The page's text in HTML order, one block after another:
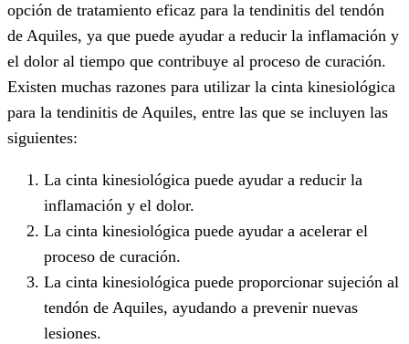
opción de tratamiento eficaz para la tendinitis del tendón
de Aquiles, ya que puede ayudar a reducir la inflamación y
el dolor al tiempo que contribuye al proceso de curación.
Existen muchas razones para utilizar la cinta kinesiológica
para la tendinitis de Aquiles, entre las que se incluyen las
siguientes:
La cinta kinesiológica puede ayudar a reducir la
inflamación y el dolor.
La cinta kinesiológica puede ayudar a acelerar el
proceso de curación.
La cinta kinesiológica puede proporcionar sujeción al
tendón de Aquiles, ayudando a prevenir nuevas
lesiones.